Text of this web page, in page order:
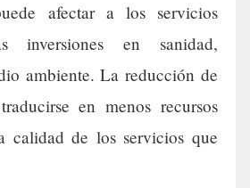
afectar a los servicios
inversiones en sanidad,
ambiente. La reducción de
en menos recursos
calidad de los servicios que